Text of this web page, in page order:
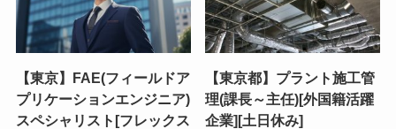
【東京】FAE(フィールドア
プリケーションエンジニア)
スペシャリスト[フレックス
【東京都】プラント施工管
理(課長～主任)[外国籍活躍
企業][土日休み]